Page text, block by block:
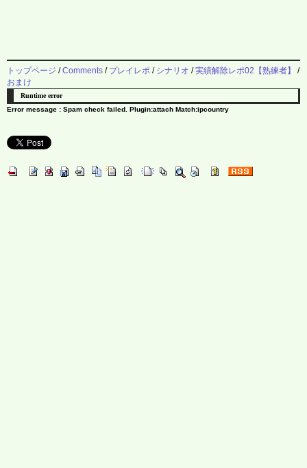
トップページ /Comments / プレイレポ / シナリオ /実績解除レポ02【熟練者】
/
おまけ
Runtime error
Error message : Spam check failed. Plugin:attach Match:ipcountry